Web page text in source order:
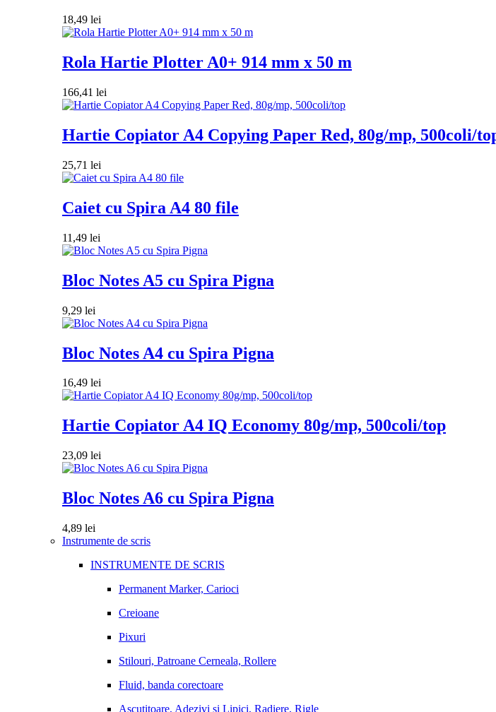
18,49 lei
Rola Hartie Plotter A0+ 914 mm x 50 m
166,41 lei
Hartie Copiator A4 Copying Paper Red, 80g/mp, 500coli/
25,71 lei
Caiet cu Spira A4 80 file
11,49 lei
Bloc Notes A5 cu Spira Pigna
9,29 lei
Bloc Notes A4 cu Spira Pigna
16,49 lei
Hartie Copiator A4 IQ Economy 80g/mp, 500coli/top
23,09 lei
Bloc Notes A6 cu Spira Pigna
4,89 lei
Instrumente de scris
INSTRUMENTE DE SCRIS
Permanent Marker, Carioci
Creioane
Pixuri
Stilouri, Patroane Cerneala, Rollere
Fluid, banda corectoare
Ascutitoare, Adezivi si Lipici, Radiere, Rigle